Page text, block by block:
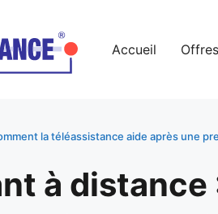
Accueil
la téléassistance aide après une
à